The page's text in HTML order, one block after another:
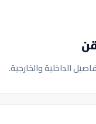
الداخلية والخارجية.